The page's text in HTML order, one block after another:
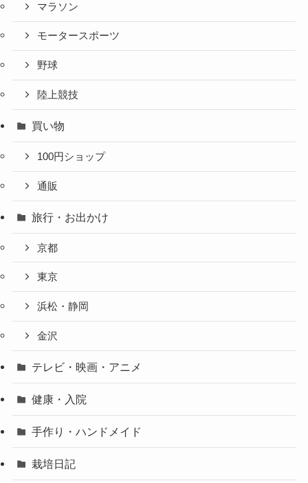
マラソン
モータースポーツ
野球
陸上競技
買い物
100円ショップ
通販
旅行・お出かけ
京都
東京
浜松・静岡
金沢
テレビ・映画・アニメ
健康・入院
手作り・ハンドメイド
栽培日記